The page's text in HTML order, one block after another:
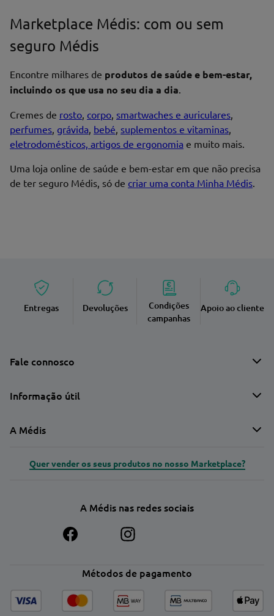
Nome*
Endereço de email
Marketplace Médis: com ou sem
seguro Médis
Encontre milhares de produtos de saúde e bem-estar,
incluindo os que usa no seu dia a dia.
Cremes de rosto, corpo, smartwaches e auriculares,
perfumes, grávida, bebé, suplementos e vitaminas,
eletrodomésticos, artigos de ergonomia e muito mais.
Uma loja online de saúde e bem-estar em que não precisa
de ter seguro Médis, só de criar uma conta Minha Médis.
Entregas Devoluções
Condições
campanhas
Apoio ao cliente
Fale connosco
Informação útil
A Médis
Quer vender os seus produtos no nosso Marketplace?
A Médis nas redes sociais
Métodos de pagamento